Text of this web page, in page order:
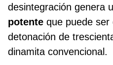
desintegración genera
potente que puede ser
detonación de
dinamita convencional.